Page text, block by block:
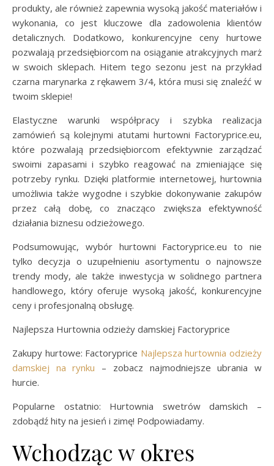
produkty, ale również zapewnia wysoką jakość materiałów i
wykonania, co jest kluczowe dla zadowolenia klientów
detalicznych. Dodatkowo, konkurencyjne ceny hurtowe
pozwalają przedsiębiorcom na osiąganie atrakcyjnych marż
w swoich sklepach. Hitem tego sezonu jest na przykład
czarna marynarka z rękawem 3/4, która musi się znaleźć w
twoim sklepie!
Elastyczne warunki współpracy i szybka realizacja
zamówień są kolejnymi atutami hurtowni Factoryprice.eu,
które pozwalają przedsiębiorcom efektywnie zarządzać
swoimi zapasami i szybko reagować na zmieniające się
potrzeby rynku. Dzięki platformie internetowej, hurtownia
umożliwia także wygodne i szybkie dokonywanie zakupów
przez całą dobę, co znacząco zwiększa efektywność
działania biznesu odzieżowego.
Podsumowując, wybór hurtowni Factoryprice.eu to nie
tylko decyzja o uzupełnieniu asortymentu o najnowsze
trendy mody, ale także inwestycja w solidnego partnera
handlowego, który oferuje wysoką jakość, konkurencyjne
ceny i profesjonalną obsługę.
Najlepsza Hurtownia odzieży damskiej Factoryprice
Zakupy hurtowe: Factoryprice Najlepsza hurtownia odzieży
damskiej na rynku – zobacz najmodniejsze ubrania w
hurcie.
Popularne ostatnio: Hurtownia swetrów damskich –
zdobądź hity na jesień i zimę! Podpowiadamy.
Wchodząc w okres